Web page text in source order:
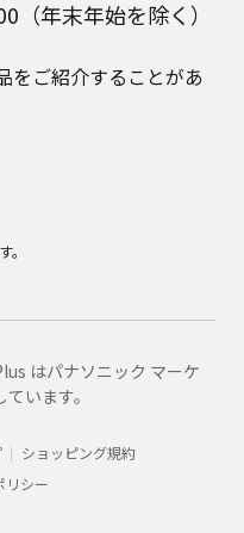
（年末年始を除く）
をご紹介することがあ
はパナソニック マーケ
います。
ショッピング規約
リシー